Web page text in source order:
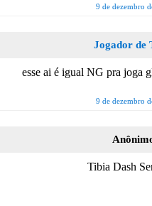
9 de dezembro
Jogador de
esse ai é igual NG pra joga
9 de dezembro
Tibia Dash